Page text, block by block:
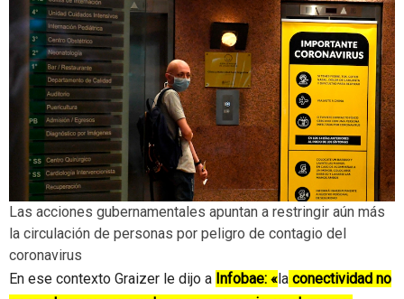
Las acciones gubernamentales apuntan a restringir aún más
la circulación de personas por peligro de contagio del
coronavirus
En ese contexto Graizer le dijo a Infobae: «la conectividad no